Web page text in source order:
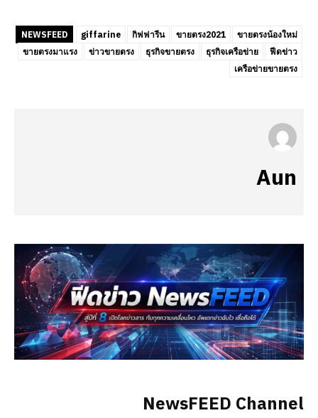
NewsFEED Channel
NEWSFEED giffarine กิฟฟารีน ขายตรง2021
ขายตรงน้องใหม่
ขายตรงมาแรง
ข่าวขายตรง ธุรกิจขายตรง ธุรกิจเครือข่าย
ฟีดข่าว
เครือข่ายขายตรง
Aun